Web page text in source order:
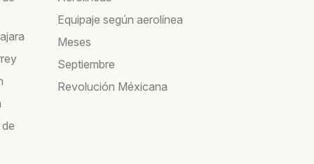
Equipaje según aerolínea
Meses
Septiembre
Revolución Méxicana